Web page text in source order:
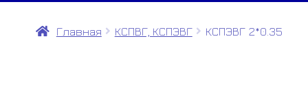
Главная КСПВГ, КСПЭВГ КСПЭВГ 2*0.35